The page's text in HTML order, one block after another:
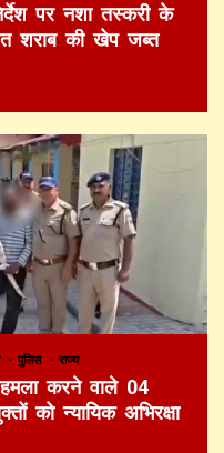
पर नशा तस्करी के
शराब की खेप जब्त
पुलिस राज्य
हमला करने वाले 04
को न्यायिक अभिरक्षा